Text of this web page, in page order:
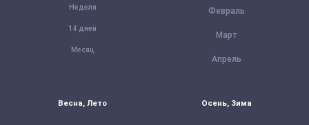
Неделя
14 дней
Месяц
Февраль
Март
Апрель
Весна, Лето Осень, Зима